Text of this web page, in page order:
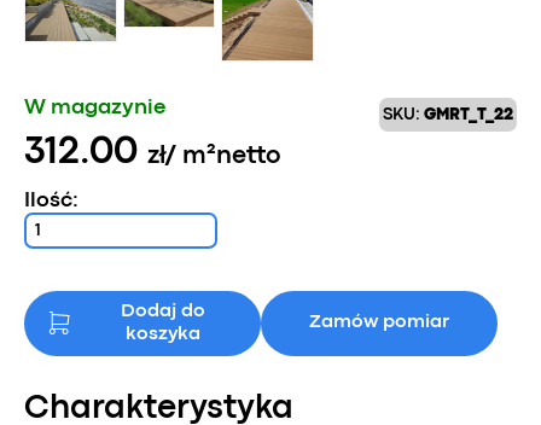
SKU: GMRT_T_22
W magazynie
312.00 zł/ m²netto
Ilość:
Dodaj do
koszyka
Zamów pomiar
Charakterystyka